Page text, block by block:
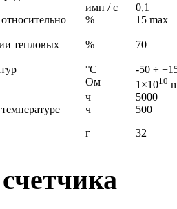
имп / с
0,1
% 15 max
тепловых
% 70
°С
-50 ÷
Ом 1×1010
ч
5000
ч
500
г 32